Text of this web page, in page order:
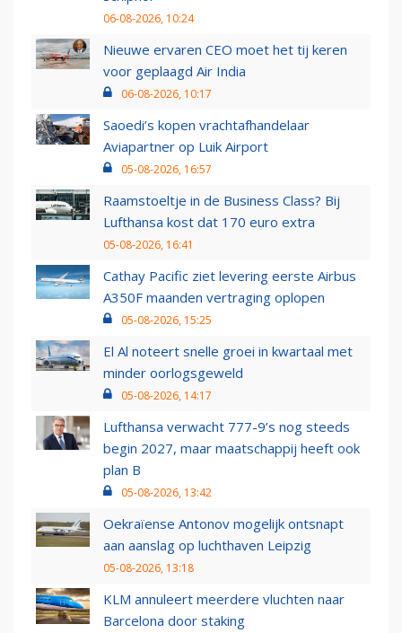
06-08-2026, 10:24
Nieuwe ervaren CEO moet het tij keren
voor geplaagd Air India
06-08-2026, 10:17
Saoedi’s kopen vrachtafhandelaar
Aviapartner op Luik Airport
05-08-2026, 16:57
Raamstoeltje in de Business Class? Bij
Lufthansa kost dat 170 euro extra
05-08-2026, 16:41
Cathay Pacific ziet levering eerste Airbus
A350F maanden vertraging oplopen
05-08-2026, 15:25
El Al noteert snelle groei in kwartaal met
minder oorlogsgeweld
05-08-2026, 14:17
Lufthansa verwacht 777-9’s nog steeds
begin 2027, maar maatschappij heeft ook
plan B
05-08-2026, 13:42
Oekraïense Antonov mogelijk ontsnapt
aan aanslag op luchthaven Leipzig
05-08-2026, 13:18
KLM annuleert meerdere vluchten naar
Barcelona door staking